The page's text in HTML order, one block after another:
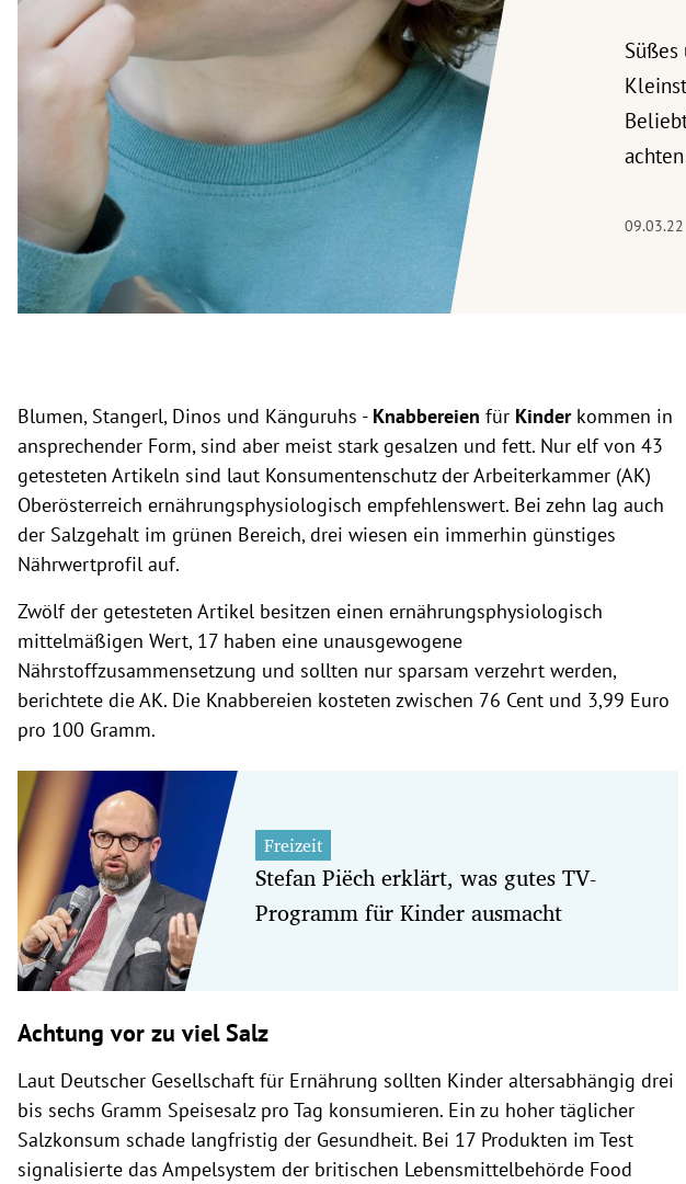
Untermenü
Untermenü
Untermenü
Untermenü
Untermenü
09.03.22
Blumen, Stangerl, Dinos und Känguruhs - Knabbereien für Kinder kommen in
ansprechender Form, sind aber meist stark gesalzen und fett. Nur elf von 43
getesteten Artikeln sind laut Konsumentenschutz der Arbeiterkammer (AK)
Oberösterreich ernährungsphysiologisch empfehlenswert. Bei zehn lag auch
der Salzgehalt im grünen Bereich, drei wiesen ein immerhin günstiges
Nährwertprofil auf.
Zwölf der getesteten Artikel besitzen einen ernährungsphysiologisch
mittelmäßigen Wert, 17 haben eine unausgewogene
Nährstoffzusammensetzung und sollten nur sparsam verzehrt werden,
berichtete die AK. Die Knabbereien kosteten zwischen 76 Cent und 3,99 Euro
pro 100 Gramm.
Freizeit
Stefan Piëch erklärt, was gutes TV-
Programm für Kinder ausmacht
Achtung vor zu viel Salz
Laut Deutscher Gesellschaft für Ernährung sollten Kinder altersabhängig drei
bis sechs Gramm Speisesalz pro Tag konsumieren. Ein zu hoher täglicher
Salzkonsum schade langfristig der Gesundheit. Bei 17 Produkten im Test
signalisierte das Ampelsystem der britischen Lebensmittelbehörde Food